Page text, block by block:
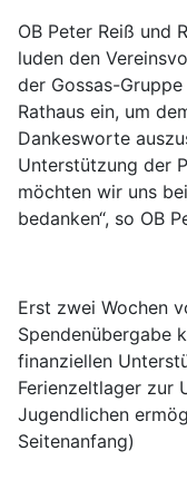
OB Peter Reiß und
luden den
der Gossas-
Rathaus ein, um
Dankesworte
Unterstützung der
möchten wir uns
bedanken“, so OB
Erst zwei Wochen
Spendenübergabe
finanziellen
Ferienzeltlager zur
Jugendlichen
Seitenanfang)